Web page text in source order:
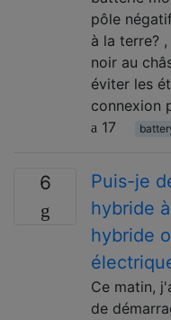
pôle
à la terre?
noir au
éviter les
connexion
17
6
Puis-je
hybride
hybride
Ce matin,
de